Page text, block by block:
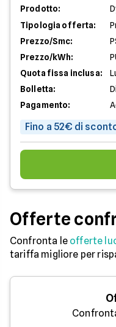
Prodotto:
Tipologia offerta:
Prezzo/Smc:
Prezzo/kWh:
Quota fissa inclusa:
Bolletta:
Pagamento:
Fino a 52€ di
Offerte
Confronta le offerte
tariffa migliore per